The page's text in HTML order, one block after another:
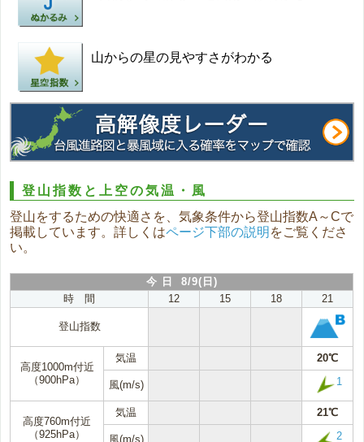
山からの星の見やすさがわかる
登山指数と上空の気温・風
登山をするための快適さを、気象条件から登山指数A～Cで
掲載しています。詳しくはページ下部の説明 をご覧くださ
い。
今 日 8/9(日)
時 間
12 15 18 21
登山指数
高度1000m付近
（900hPa）
気温 20℃
風(m/s) 1
高度760m付近
（925hPa）
気温 21℃
風(m/s) 2